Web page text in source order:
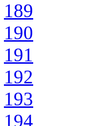
189
190
191
192
193
194